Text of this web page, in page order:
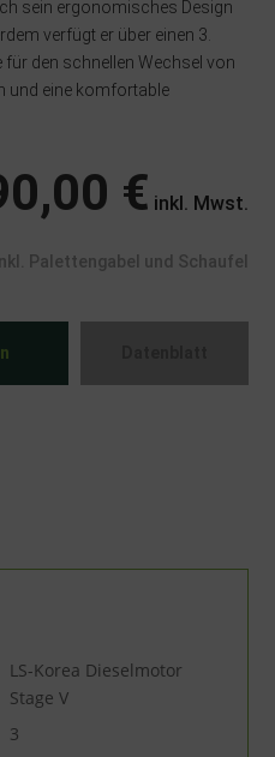
sein ergonomisches Design
verfügt er über einen 3.
den schnellen Wechsel von
und eine komfortable
€ inkl. Mwst.
Palettengabel und Schaufel
LS-Korea Dieselmotor
Stage V
3